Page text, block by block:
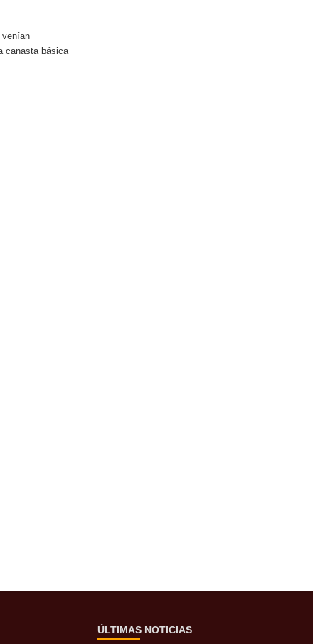
venían
canasta básica
ÚLTIMAS NOTICIAS